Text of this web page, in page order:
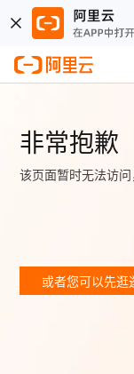
非常抱歉
该页面暂时无法访
或者您可以先逛